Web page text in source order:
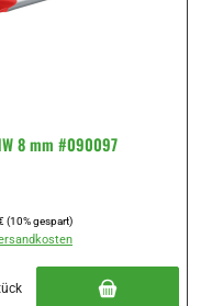
8 mm #090097
Preis:
(10% gespart)